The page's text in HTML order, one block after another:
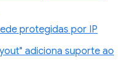
protegidas por IP
adiciona suporte ao